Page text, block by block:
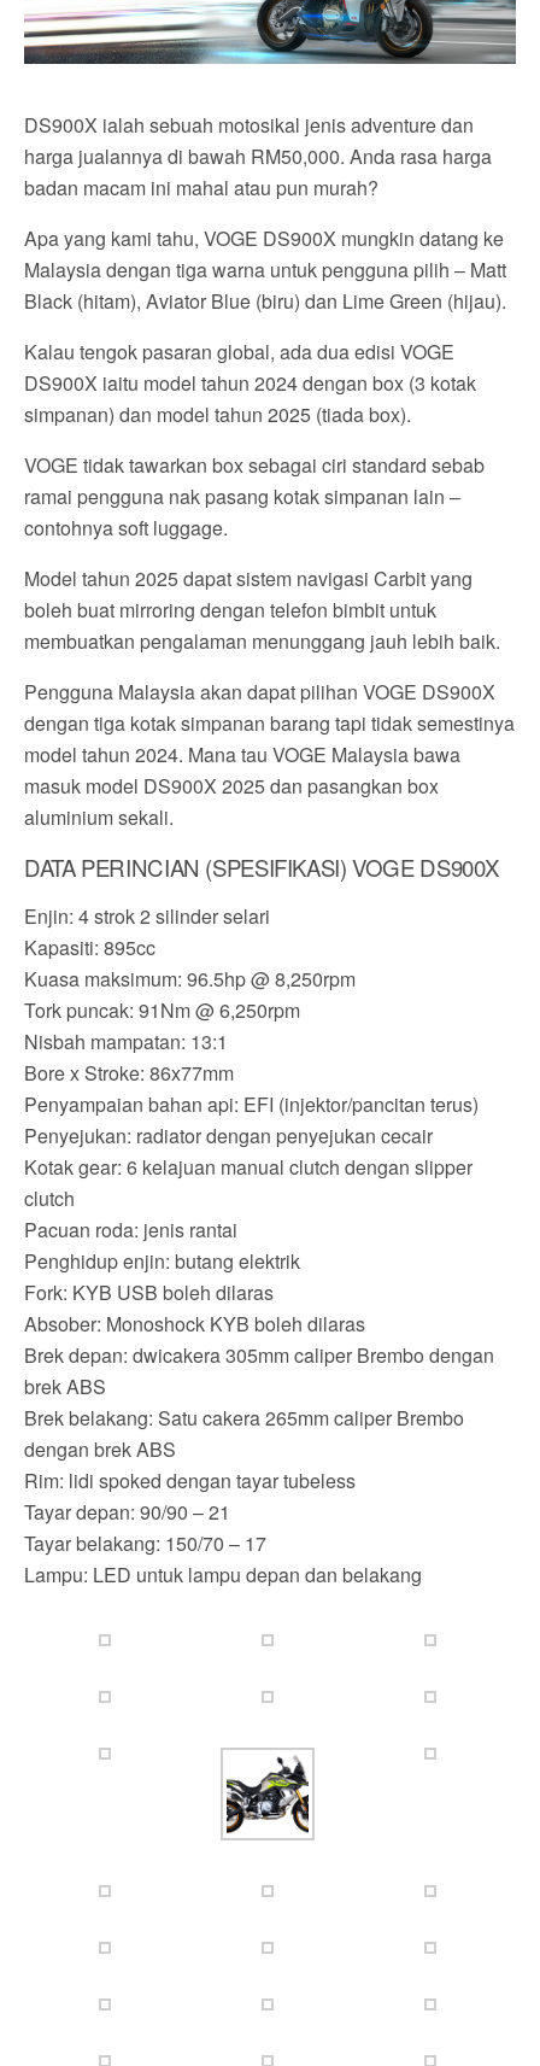
DS900X ialah sebuah motosikal jenis adventure dan
harga jualannya di bawah RM50,000. Anda rasa harga
badan macam ini mahal atau pun murah?
Apa yang kami tahu, VOGE DS900X mungkin datang ke
Malaysia dengan tiga warna untuk pengguna pilih – Matt
Black (hitam), Aviator Blue (biru) dan Lime Green (hijau).
Kalau tengok pasaran global, ada dua edisi VOGE
DS900X iaitu model tahun 2024 dengan box (3 kotak
simpanan) dan model tahun 2025 (tiada box).
VOGE tidak tawarkan box sebagai ciri standard sebab
ramai pengguna nak pasang kotak simpanan lain –
contohnya soft luggage.
Model tahun 2025 dapat sistem navigasi Carbit yang
boleh buat mirroring dengan telefon bimbit untuk
membuatkan pengalaman menunggang jauh lebih baik.
Pengguna Malaysia akan dapat pilihan VOGE DS900X
dengan tiga kotak simpanan barang tapi tidak semestinya
model tahun 2024. Mana tau VOGE Malaysia bawa
masuk model DS900X 2025 dan pasangkan box
aluminium sekali.
DATA PERINCIAN (SPESIFIKASI) VOGE DS900X
Enjin: 4 strok 2 silinder selari
Kapasiti: 895cc
Kuasa maksimum: 96.5hp @ 8,250rpm
Tork puncak: 91Nm @ 6,250rpm
Nisbah mampatan: 13:1
Bore x Stroke: 86x77mm
Penyampaian bahan api: EFI (injektor/pancitan terus)
Penyejukan: radiator dengan penyejukan cecair
Kotak gear: 6 kelajuan manual clutch dengan slipper
clutch
Pacuan roda: jenis rantai
Penghidup enjin: butang elektrik
Fork: KYB USB boleh dilaras
Absober: Monoshock KYB boleh dilaras
Brek depan: dwicakera 305mm caliper Brembo dengan
brek ABS
Brek belakang: Satu cakera 265mm caliper Brembo
dengan brek ABS
Rim: lidi spoked dengan tayar tubeless
Tayar depan: 90/90 – 21
Tayar belakang: 150/70 – 17
Lampu: LED untuk lampu depan dan belakang